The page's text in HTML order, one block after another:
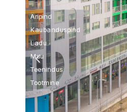
Äripind
Kaubanduspind
Ladu
Muu
Teenindus
Tootmine